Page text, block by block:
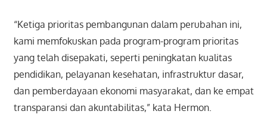
“Ketiga prioritas pembangunan dalam perubahan ini,
kami memfokuskan pada program-program prioritas
yang telah disepakati, seperti peningkatan kualitas
pendidikan, pelayanan kesehatan, infrastruktur dasar,
dan pemberdayaan ekonomi masyarakat, dan ke empat
transparansi dan akuntabilitas,” kata Hermon.